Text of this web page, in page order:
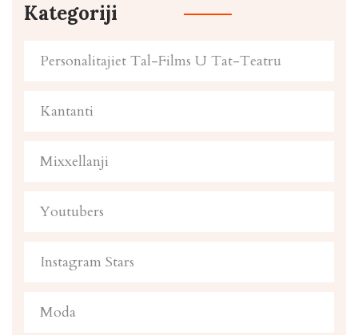
Kategoriji
Personalitajiet Tal-Films U Tat-Teatru
Kantanti
Mixxellanji
Youtubers
Instagram Stars
Moda